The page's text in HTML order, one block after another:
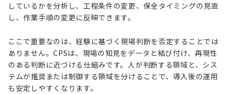
しているかを分析し、工程条件の変更、保全タイミングの見直
し、作業手順の変更に反映できます。
ここで重要なのは、経験に基づく現場判断を否定することでは
ありません。CPSは、現場の知見をデータと結び付け、再現性
のある判断に近づける仕組みです。人が判断する領域と、シス
テムが推奨または制御する領域を分けることで、導入後の運用
も安定しやすくなります。